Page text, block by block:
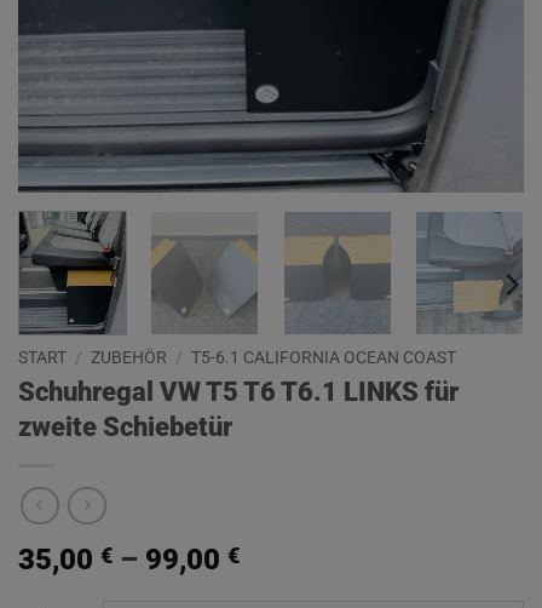
START / ZUBEHÖR / T5-6.1 CALIFORNIA OCEAN COAST
Schuhregal VW T5 T6 T6.1 LINKS für
zweite Schiebetür
35,00 € – 99,00 €